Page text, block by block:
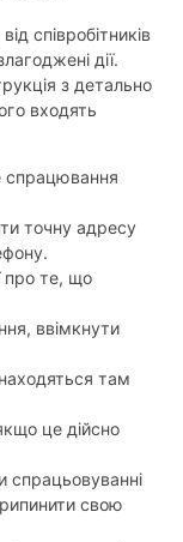
співробітників
дії.
з детально
входять
спрацювання
точну адресу
про те, що
ввімкнути
там
це дійсно
спрацьовуванні
свою